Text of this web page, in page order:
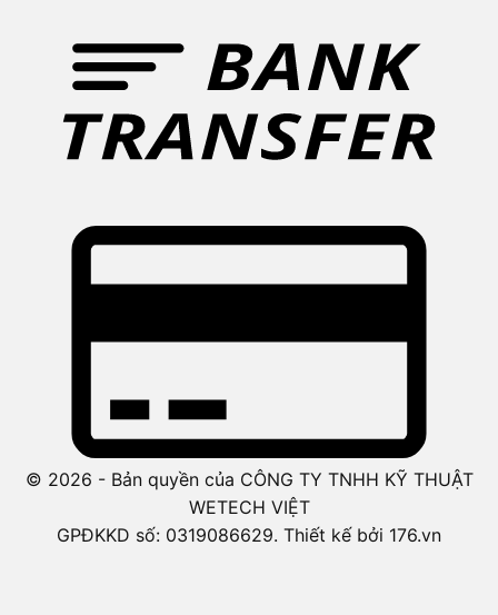
© 2026 - Bản quyền của CÔNG TY TNHH KỸ THUẬT
WETECH VIỆT
GPĐKKD số: 0319086629. Thiết kế bởi 176.vn